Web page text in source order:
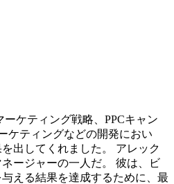
ケティング戦略、PPCキャン
ケティングなどの開発におい
出してくれました。 アレック
ージャーの一人だ。 彼は、ビ
える結果を達成するために、最